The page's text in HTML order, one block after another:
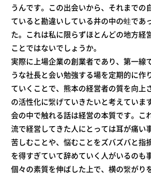
うんです。この出会いから、それまでの
ていると勘違いしている井の中の蛙であ
た。これは私に限らずほとんどの地方経
ことではないでしょうか。
実際に上場企業の創業者であり、第一線
うな社長と会い勉強する場を定期的に作
ていくことで、熊本の経営者の質を向上
の活性化に繋げていきたいと考えていま
会の中で触れる話は経営の本質です。こ
流で経営してきた人にとっては耳が痛い
苦しむことや、悩むことをズバズバと指
を得すぎていて辞めていく人がいるのも
個々の素質を伸ばした上で、横の繋がり